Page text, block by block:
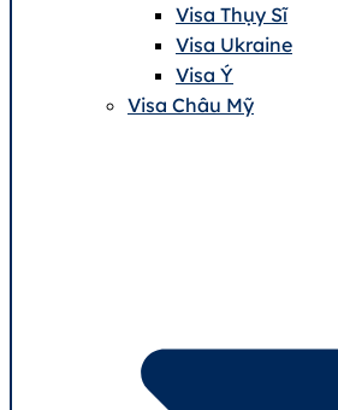
Visa Thụy Sĩ
Visa Ukraine
Visa Ý
Visa Châu Mỹ